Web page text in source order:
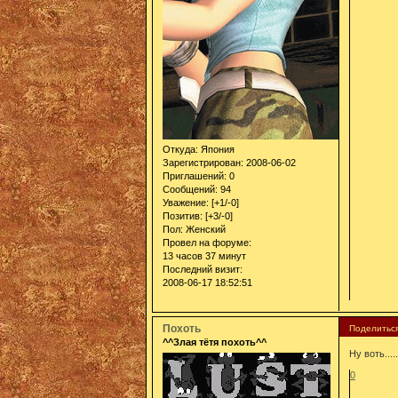
Откуда: Япония
Зарегистрирован: 2008-06-02
Приглашений: 0
Сообщений: 94
Уважение: [+1/-0]
Позитив: [+3/-0]
Пол: Женский
Провел на форуме:
13 часов 37 минут
Последний визит:
2008-06-17 18:52:51
Похоть
^^Злая тётя похоть^^
Ну воть.....
0